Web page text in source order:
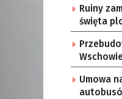
Ruiny
święta
Wschowie
Umowa